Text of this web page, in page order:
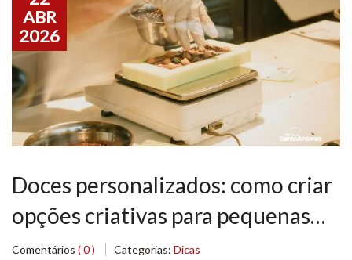
Doces personalizados: como criar
opções criativas para pequenas
comemorações e eventos
Comentários ( 0 ) Categorias: Dicas
ABR
2026